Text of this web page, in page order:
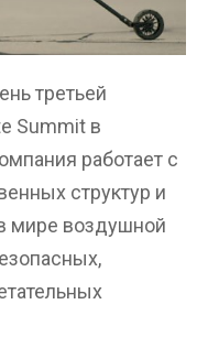
третьей
Summit в
работает с
структур и
мире воздушной